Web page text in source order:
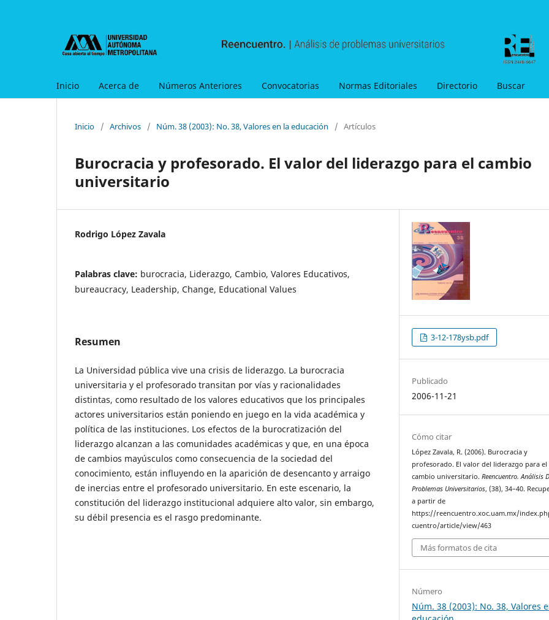
Inicio Acerca de Números Anteriores Convocatorias Normas Editoriales Directorio Buscar
Inicio / Archivos / Núm. 38 (2003): No. 38, Valores en la educación / Artículos
Burocracia y profesorado. El valor del liderazgo para el cambio
universitario
Rodrigo López Zavala
Palabras clave: burocracia, Liderazgo, Cambio, Valores Educativos,
bureaucracy, Leadership, Change, Educational Values
Resumen
La Universidad pública vive una crisis de liderazgo. La burocracia
universitaria y el profesorado transitan por vías y racionalidades
distintas, como resultado de los valores educativos que los principales
actores universitarios están poniendo en juego en la vida académica y
política de las instituciones. Los efectos de la burocratización del
liderazgo alcanzan a las comunidades académicas y que, en una época
de cambios mayúsculos como consecuencia de la sociedad del
conocimiento, están influyendo en la aparición de desencanto y arraigo
de inercias entre el profesorado universitario. En este escenario, la
constitución del liderazgo institucional adquiere alto valor, sin embargo,
su débil presencia es el rasgo predominante.
3-12-178ysb.pdf
Publicado
2006-11-21
Cómo citar
López Zavala, R. (2006). Burocracia y
profesorado. El valor del liderazgo para el
cambio universitario.Reencuentro. Análisis
Problemas Universitarios, (38), 34–40.
a partir de
https://reencuentro.xoc.uam.mx/
cuentro/article/view/463
Más formatos de cita
Número
Núm. 38 (2003): No. 38, Valores